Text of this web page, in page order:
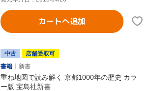
カートへ追加
中古
店舗受取可
書籍
新書
重ね地図で読み解く 京都1000年の歴史 カラ
ー版 宝島社新書